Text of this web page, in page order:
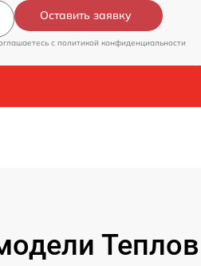
Оставить заявку
c политикой конфиденциальности